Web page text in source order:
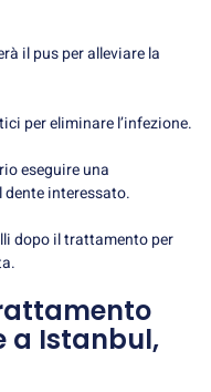
il pus per alleviare la
per eliminare l’infezione.
eseguire una
dente interessato.
dopo il trattamento per
a Istanbul,